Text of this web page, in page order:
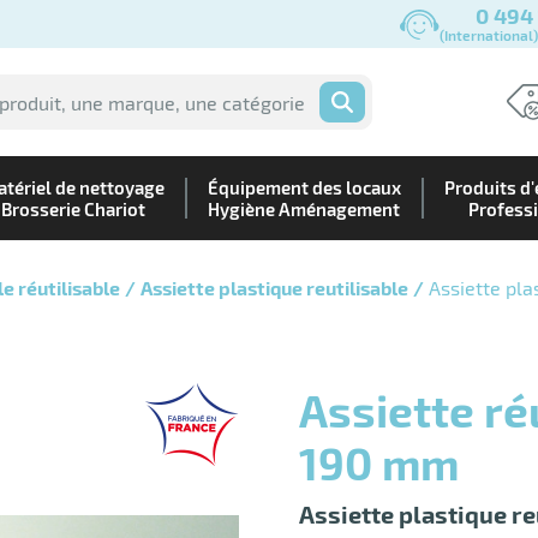
0 494
OK
de nettoyage
Brosserie Chariot
Équipement des locaux
Hygiène Aménagement
Produits
réutilisable Assiette plastique reutilisable Assiette
Assiette réutilisable noire ronde
190 mm
Assiette plastique